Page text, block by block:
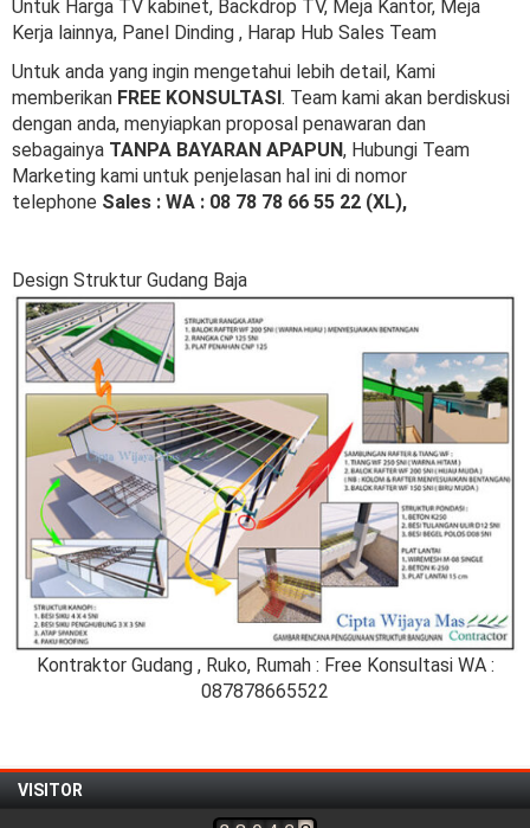
Untuk Harga TV kabinet, Backdrop TV, Meja Kantor, Meja
Kerja lainnya, Panel Dinding , Harap Hub Sales Team
Untuk anda yang ingin mengetahui lebih detail, Kami
memberikan FREE KONSULTASI. Team kami akan berdiskusi
dengan anda, menyiapkan proposal penawaran dan
sebagainya TANPA BAYARAN APAPUN, Hubungi Team
Marketing kami untuk penjelasan hal ini di nomor
telephone Sales : WA : 08 78 78 66 55 22 (XL),
Design Struktur Gudang Baja
Kontraktor Gudang , Ruko, Rumah : Free Konsultasi WA :
087878665522
VISITOR